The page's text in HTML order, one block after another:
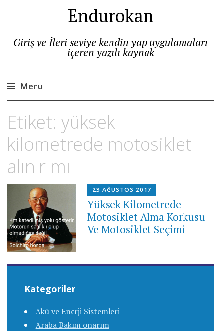
Endurokan
Giriş ve İleri seviye kendin yap uygulamaları
içeren yazılı kaynak
Menu
to
Etiket: yüksek
kilometrede motosiklet
alınır mı
23 AĞUSTOS 2017
Yüksek Kilometrede
Motosiklet Alma Korkusu
Ve Motosiklet Seçimi
Kategoriler
Akü ve Enerji Sistemleri
Araba Bakım onarım